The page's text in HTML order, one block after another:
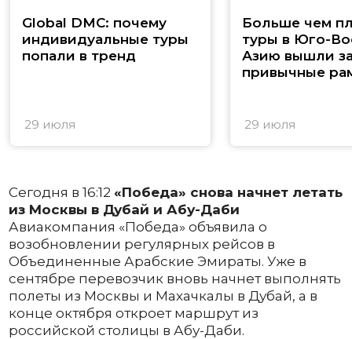
Global DMC: почему
индивидуальные туры
попали в тренд
29 июля
Больше чем
туры в Юго-
Азию вышли
привычные
29 июля
Сегодня в 16:12 «Победа» снова начнет летать
из Москвы в Дубай и Абу-Даби
Авиакомпания «Победа» объявила о
возобновлении регулярных рейсов в
Объединенные Арабские Эмираты. Уже в
сентябре перевозчик вновь начнет выполнять
полеты из Москвы и Махачкалы в Дубай, а в
конце октября откроет маршрут из
российской столицы в Абу-Даби.